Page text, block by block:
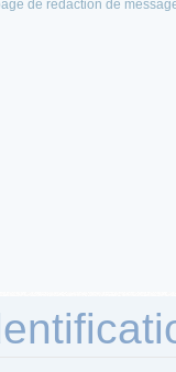
de rédaction de